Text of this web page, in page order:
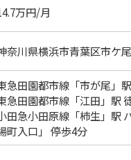
万円/月
奈川県横浜市青葉区市ケ
急田園都市線「市が尾 」
急田園都市線「江田 」駅
田急小田原線「柿生 」駅
町入口」 停歩4分